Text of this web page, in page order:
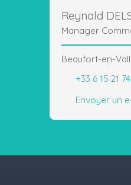
Reynald
Manager
Beaufort-en-
+33 6 15 21
Envoyer un